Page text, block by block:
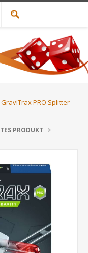
GraviTrax PRO Splitter
PRODUKT